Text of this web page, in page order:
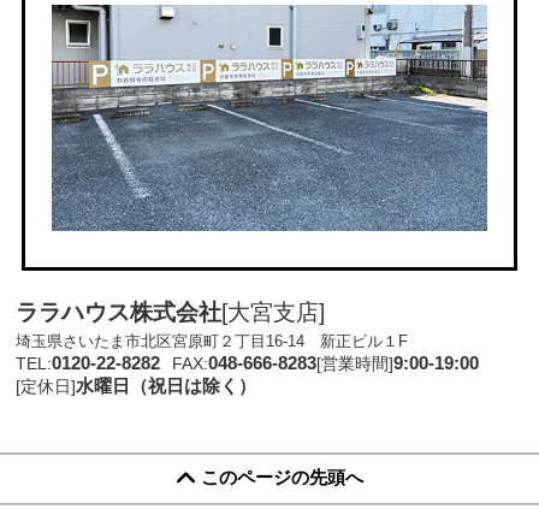
ララハウス株式会社[大宮支店]
埼玉県さいたま市北区宮原町２丁目16-14 新正ビル１F
TEL:0120-22-8282 FAX:048-666-8283[営業時間]9:00-19:00
[定休日]水曜日（祝日は除く）
このページの先頭へ